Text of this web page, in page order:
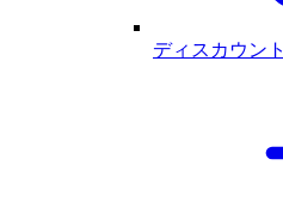
ディスカウント